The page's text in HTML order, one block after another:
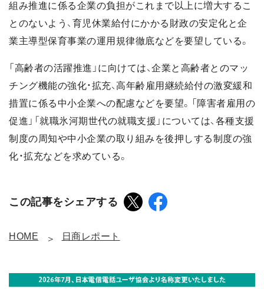
組み推進に係る企業の負担がこれまで以上に増大するこ
とのないよう、育児休業給付にかかる財政の安定化と企
業主導型保育事業の運用規律徹底などを要望している。
「高齢者の活躍推進」に向けては、企業と高齢者とのマッ
チング機能の強化・拡充、高年齢雇用継続給付の激変緩和
措置に係る中小企業への配慮などを要望。「障害者雇用の
促進」「就職氷河期世代の就職支援」については、各種支援
制度の周知や中小企業の取り組みを後押しする制度の強
化・拡充などを求めている。
この記事をシェアする
HOME 日商レポート